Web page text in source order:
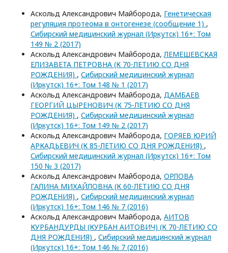
Аскольд Александрович Майборода, Генетическая
регуляция протеома в онтогенезе (сообщение 1) ,
Сибирский медицинский журнал (Иркутск) 16+: Том
149 № 2 (2017)
Аскольд Александрович Майборода,ЛЕМЕШЕВСКАЯ
ЕЛИЗАВЕТА ПЕТРОВНА (К 70-ЛЕТИЮ СО ДНЯ
РОЖДЕНИЯ) , Сибирский медицинский журнал
(Иркутск) 16+: Том 148 № 1 (2017)
Аскольд Александрович Майборода, ДАМБАЕВ
ГЕОРГИЙ ЦЫРЕНОВИЧ (К 75-ЛЕТИЮ СО ДНЯ
РОЖДЕНИЯ) , Сибирский медицинский журнал
(Иркутск) 16+: Том 149 № 2 (2017)
Аскольд Александрович Майборода, ГОРЯЕВ ЮРИЙ
АРКАДЬЕВИЧ (К 85-ЛЕТИЮ СО ДНЯ РОЖДЕНИЯ) ,
Сибирский медицинский журнал (Иркутск) 16+: Том
150 № 3 (2017)
Аскольд Александрович Майборода, ОРЛОВА
ГАЛИНА МИХАЙЛОВНА (К 60-ЛЕТИЮ СО ДНЯ
РОЖДЕНИЯ) , Сибирский медицинский журнал
(Иркутск) 16+: Том 146 № 7 (2016)
Аскольд Александрович Майборода, АИТОВ
КУРБАНДУРДЫ (КУРБАН АИТОВИЧ) (К 70-ЛЕТИЮ СО
ДНЯ РОЖДЕНИЯ) , Сибирский медицинский журнал
(Иркутск) 16+: Том 146 № 7 (2016)